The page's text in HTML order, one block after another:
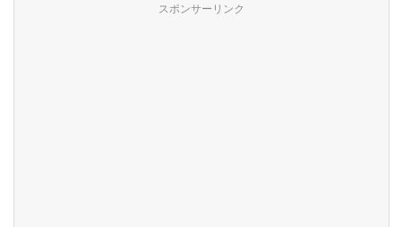
スポンサーリンク